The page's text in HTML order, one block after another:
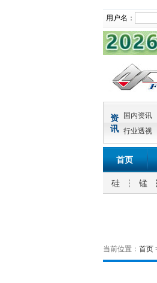
用户名：
资
讯
国内资讯
行业透视
首页
硅 锰
当前位置： 首页